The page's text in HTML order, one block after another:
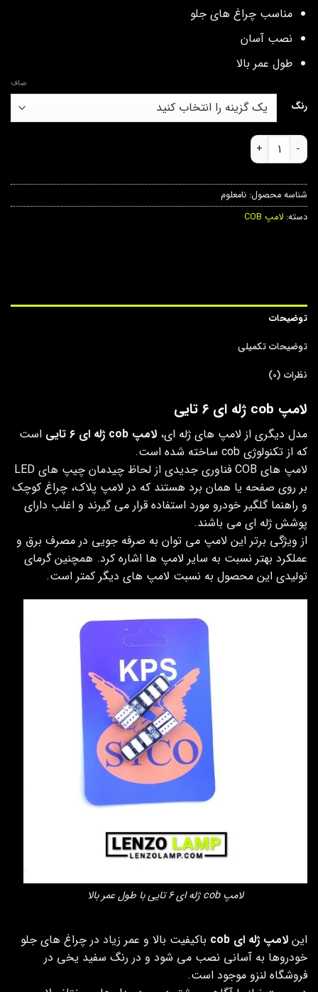
مناسب چراغ های جلو
نصب آسان
طول عمر بالا
رنگ
صاف
لامپ cob ژله ای ۶ تایی عدد
شناسه محصول: نامعلوم
دسته: لامپ COB
توضیحات
توضیحات تکمیلی
نظرات (0)
لامپ cob ژله ای ۶ تایی
مدل دیگری از لامپ های ژله ای، لامپ cob ژله ای ۶ تایی
است
که از تکنولوژی cob ساخته شده است.
لامپ های COB فناوری جدیدی از لحاظ چیدمان چیپ های LED
بر روی صفحه یا همان برد هستند که در لامپ پلاک، چراغ کوچک
و راهنما گلگیر خودرو مورد استفاده قرار می گیرند و اغلب دارای
پوشش ژله ای می باشند.
از ویژگی برتر این لامپ می توان به صرفه جویی در مصرف برق و
عملکرد بهتر نسبت به سایر لامپ ها اشاره کرد. همچنین گرمای
تولیدی این محصول به نسبت لامپ های دیگر کمتر است.
لامپ cob ژله ای ۶ تایی با طول عمر بالا
این لامپ ژله ای cob
باکیفیت بالا و عمر زیاد در چراغ های جلو
خودروها به آسانی نصب می شود و در رنگ سفید یخی در
فروشگاه لنزو موجود است.